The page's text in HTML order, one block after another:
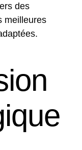
des
meilleures